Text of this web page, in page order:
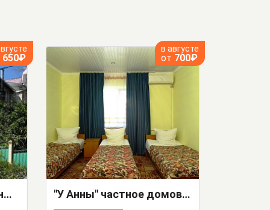
650₽
"Райский уголок" частный сектор
в августе
от 700₽
"У Анны" частное домовладение